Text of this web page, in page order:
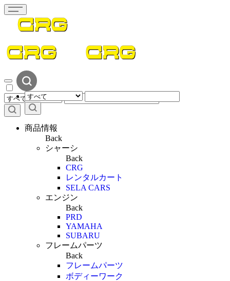
商品情報
Back
シャーシ
Back
CRG
レンタルカート
SELA CARS
エンジン
Back
PRD
YAMAHA
SUBARU
フレームパーツ
Back
フレームパーツ
ボディーワーク